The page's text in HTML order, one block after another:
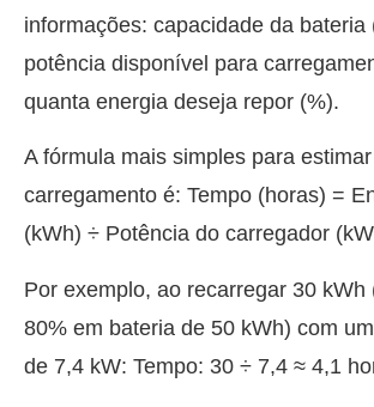
informações: capacidade da bateria
potência disponível para
quanta energia deseja repor (%).
A fórmula mais simples para
carregamento é: Tempo (horas) =
(kWh) ÷ Potência do carregador
Por exemplo, ao recarregar 30 kWh
80% em bateria de 50 kWh) com
de 7,4 kW: Tempo: 30 ÷ 7,4 ≈ 4,1